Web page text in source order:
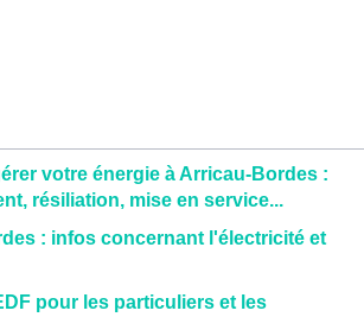
votre énergie à Arricau-Bordes :
résiliation, mise en service...
: infos concernant l'électricité et
pour les particuliers et les